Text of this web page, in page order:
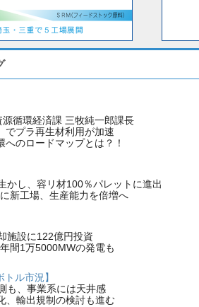
循環経済課 三牧純一郎課長
でプラ再生材利用が加速
のロードマップとは？！
かし、容リ材100％パレットに進出
新工場、生産能力を倍増へ
施設に122億円投資
間1万5000MWの発電も
トル市況】
も、事業系には天井感
、輸出規制の検討も進む